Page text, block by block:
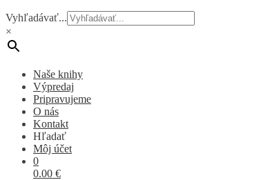
Vyhľadávať...
×
Naše knihy
Výpredaj
Pripravujeme
O nás
Kontakt
Hľadať
Môj účet
0
0.00 €